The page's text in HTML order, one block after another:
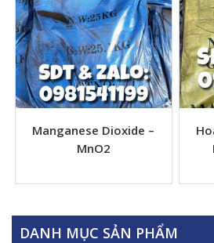
Manganese Dioxide –
MnO2
DANH MỤC SẢN PHẨM